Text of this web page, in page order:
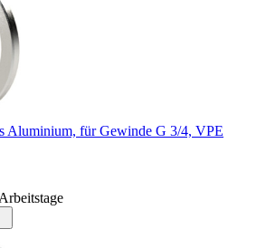
Aluminium, für Gewinde G 3/4, VPE